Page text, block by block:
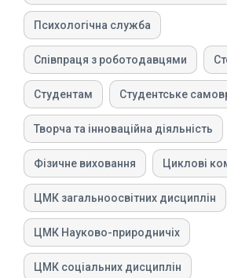
Психологічна служба
Співпраця з роботодавцями
Студентам Студентське
Творча та інноваційна діяльність
Фізичне виховання Циклові
ЦМК загальноосвітних дисциплін
ЦМК Науково-природничіх
ЦМК соціальних дисциплін